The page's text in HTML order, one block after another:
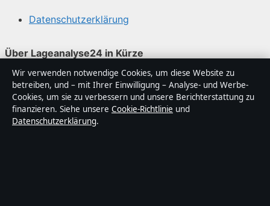
Datenschutzerklärung
Über Lageanalyse24 in Kürze
Lageanalyse24 ist ein unabhängiger digitaler
Nachrichtenanbieter mit Fokus auf Politik, Wirtschaft,
Technik und Gesellschaft in Deutschland. Jeder Artikel
trägt eine Byline, wird von einem Redakteur geprüft und
Wir verwenden notwendige Cookies, um diese Website zu
betreiben, und – mit Ihrer Einwilligung – Analyse- und Werbe-
Cookies, um sie zu verbessern und unsere Berichterstattung zu
finanzieren. Siehe unsere Cookie-Richtlinie und
Datenschutzerklärung.